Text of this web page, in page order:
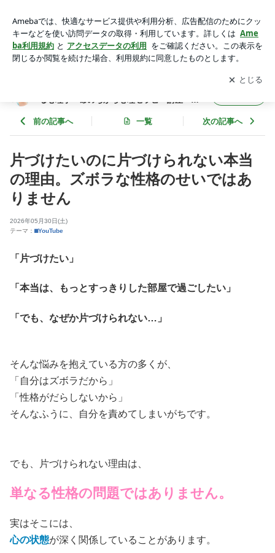
理師が解説 | 囚われの人生からの脱出！もっと自由に生きる心
理学〜命のちから心理セラピー講座〜インナーチャイルドセラ
ピー
アプリをダウンロードして ブログの更新通知
を受け取りまし
ょう。
開く
る心理学〜命のちから心理セラピー講座〜イ
前の記事へ 一覧 次の記事へ
片づけたいのに片づけられない本当
の理由。ズボラな性格のせいではあ
りません
2026年05月30日(土)
テーマ： ⬛︎YouTube
「片づけたい」
「本当は、もっとすっきりした部屋で過ごしたい」
「でも、なぜか片づけられない…」
そんな悩みを抱えている方の多くが、
「自分はズボラだから」
「性格がだらしないから」
そんなふうに、自分を責めてしまいがちです。
でも、片づけられない理由は、
単なる性格の問題ではありません。
実はそこには、
心の状態が深く関係していることがあります。